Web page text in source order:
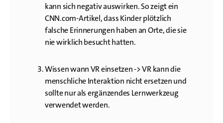
kann sich negativ auswirken. So zeigt ein
CNN.com-Artikel, dass Kinder plötzlich
falsche Erinnerungen haben an Orte, die sie
nie wirklich besucht hatten.
Wissen wann VR einsetzen -> VR kann die
menschliche Interaktion nicht ersetzen und
sollte nur als ergänzendes Lernwerkzeug
verwendet werden.